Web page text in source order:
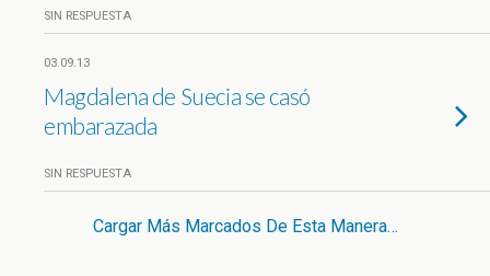
SIN RESPUESTA
03.09.13
Magdalena de Suecia se casó
embarazada
SIN RESPUESTA
Cargar Más Marcados De Esta Manera…